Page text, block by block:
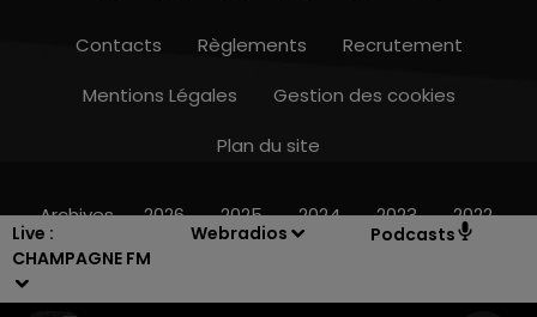
Live :
CHAMPAGNE FM
Webradios Podcasts
15h00 - 19h00
Contacts Règlements
Recrutement
Mentions Légales
Gestion des cookies
Plan du site
Archives 2026 2025 2024 2023 2022